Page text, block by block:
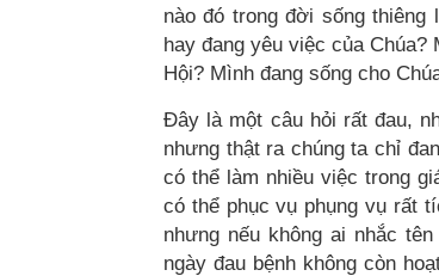
nào đó trong đời sống
hay đang yêu việc của
Hội? Mình đang sống cho
Đây là một câu hỏi rất đau,
nhưng thật ra chúng ta chỉ
có thể làm nhiều việc trong
có thể phục vụ phụng vụ rất
nhưng nếu không ai nhắc
ngày đau bệnh không còn